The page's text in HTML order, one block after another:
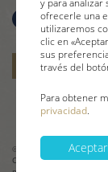
Suscribirse a
ADN
© 2026 |
Les
Corretaje de bienes
y para
ofrecerle una
utilizaremos
clic en
sus
través del
Para obtener
privacidad.